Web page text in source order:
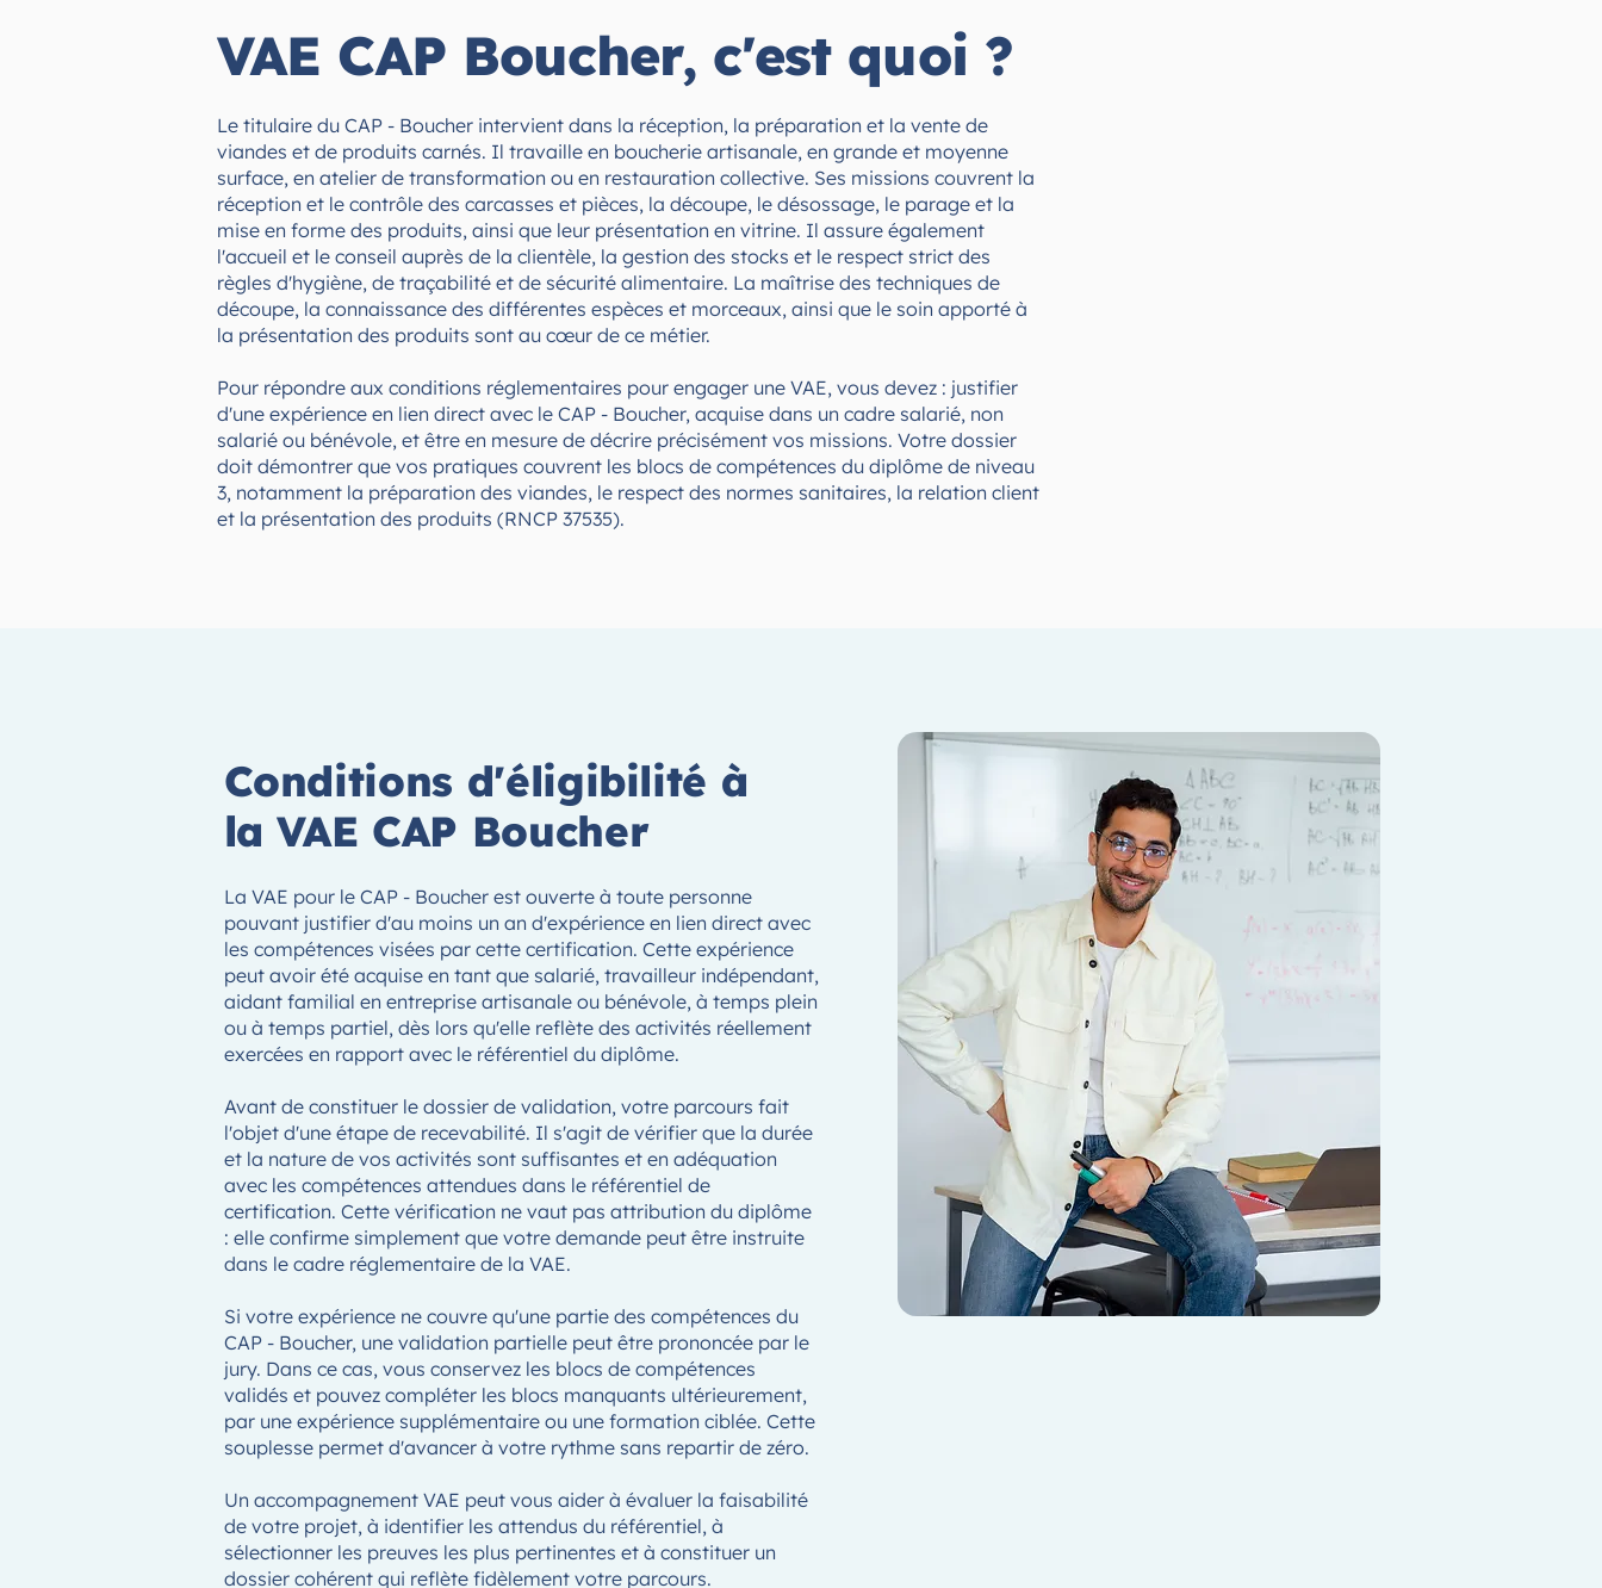
VAE CAP Boucher, c'est quoi ?
Le titulaire du CAP - Boucher intervient dans la réception, la préparation et la vente de
viandes et de produits carnés. Il travaille en boucherie artisanale, en grande et moyenne
surface, en atelier de transformation ou en restauration collective. Ses missions couvrent la
réception et le contrôle des carcasses et pièces, la découpe, le désossage, le parage et la
mise en forme des produits, ainsi que leur présentation en vitrine. Il assure également
l'accueil et le conseil auprès de la clientèle, la gestion des stocks et le respect strict des
règles d'hygiène, de traçabilité et de sécurité alimentaire. La maîtrise des techniques de
découpe, la connaissance des différentes espèces et morceaux, ainsi que le soin apporté à
la présentation des produits sont au cœur de ce métier.
Pour répondre aux conditions réglementaires pour engager une VAE, vous devez : justifier
d'une expérience en lien direct avec le CAP - Boucher, acquise dans un cadre salarié, non
salarié ou bénévole, et être en mesure de décrire précisément vos missions. Votre dossier
doit démontrer que vos pratiques couvrent les blocs de compétences du diplôme de niveau
3, notamment la préparation des viandes, le respect des normes sanitaires, la relation client
et la présentation des produits (RNCP 37535).
Conditions d'éligibilité à
la VAE CAP Boucher
La VAE pour le CAP - Boucher est ouverte à toute personne
pouvant justifier d'au moins un an d'expérience en lien direct avec
les compétences visées par cette certification. Cette expérience
peut avoir été acquise en tant que salarié, travailleur indépendant,
aidant familial en entreprise artisanale ou bénévole, à temps plein
ou à temps partiel, dès lors qu'elle reflète des activités réellement
exercées en rapport avec le référentiel du diplôme.
Avant de constituer le dossier de validation, votre parcours fait
l'objet d'une étape de recevabilité. Il s'agit de vérifier que la durée
et la nature de vos activités sont suffisantes et en adéquation
avec les compétences attendues dans le référentiel de
certification. Cette vérification ne vaut pas attribution du diplôme
: elle confirme simplement que votre demande peut être instruite
dans le cadre réglementaire de la VAE.
Si votre expérience ne couvre qu'une partie des compétences du
CAP - Boucher, une validation partielle peut être prononcée par le
jury. Dans ce cas, vous conservez les blocs de compétences
validés et pouvez compléter les blocs manquants ultérieurement,
par une expérience supplémentaire ou une formation ciblée. Cette
souplesse permet d'avancer à votre rythme sans repartir de zéro.
Un accompagnement VAE peut vous aider à évaluer la faisabilité
de votre projet, à identifier les attendus du référentiel, à
sélectionner les preuves les plus pertinentes et à constituer un
dossier cohérent qui reflète fidèlement votre parcours.